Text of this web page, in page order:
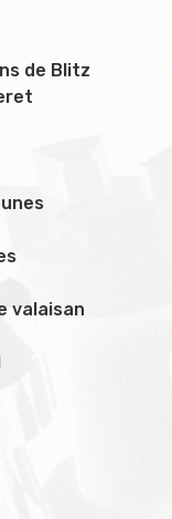
de Blitz
valaisan